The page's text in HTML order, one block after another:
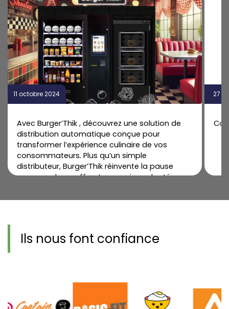
11 octobre 2024
Avec Burger’Thik , découvrez une solution de
distribution automatique conçue pour
transformer l’expérience culinaire de vos
consommateurs. Plus qu’un simple
distributeur, Burger’Thik réinvente la pause
gourmande en offrant un service adapté,
flexible et complète Burger’Thik permet de
27
Ils nous font confiance